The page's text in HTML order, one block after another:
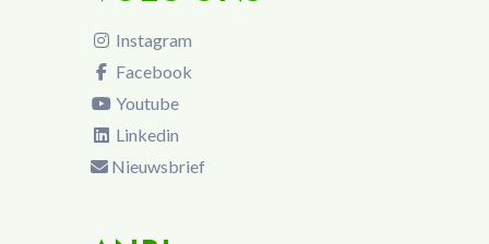
Instagram
Facebook
Youtube
Linkedin
Nieuwsbrief